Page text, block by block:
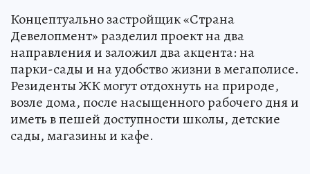
Концептуально застройщик «Страна
Девелопмент» разделил проект на два
направления и заложил два акцента: на
парки-сады и на удобство жизни в мегаполисе.
Резиденты ЖК могут отдохнуть на природе,
возле дома, после насыщенного рабочего дня и
иметь в пешей доступности школы, детские
сады, магазины и кафе.